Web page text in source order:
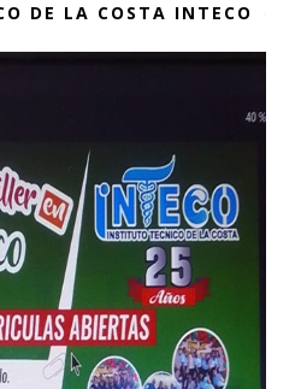
DE LA COSTA INTECO